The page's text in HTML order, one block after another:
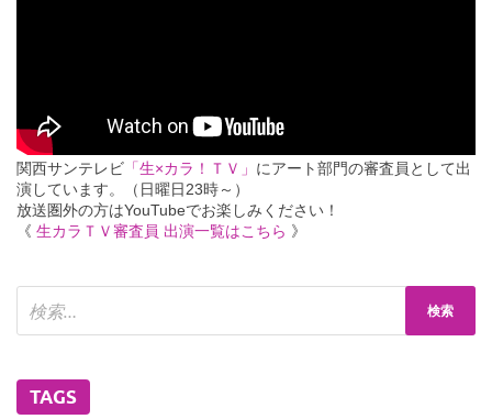
関西サンテレビ 「生×カラ！ＴＶ」 にアート部門の審査員として出
演しています。（日曜日23時～）
放送圏外の方はYouTubeでお楽しみください！
《 生カラＴＶ審査員 出演一覧はこちら 》
TAGS